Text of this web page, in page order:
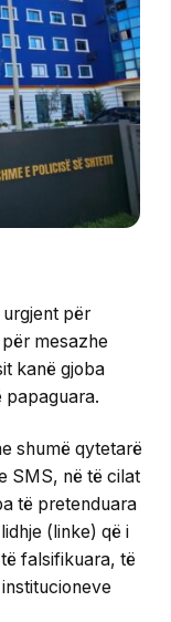
urgjent për
mesazhe
kanë gjoba
papaguara.
shumë qytetarë
SMS, në të cilat
të pretenduara
(linke) që i
falsifikuara, të